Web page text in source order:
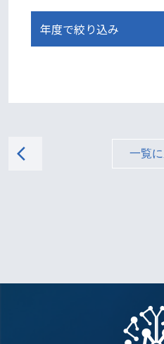
arrow_back_ios 一覧